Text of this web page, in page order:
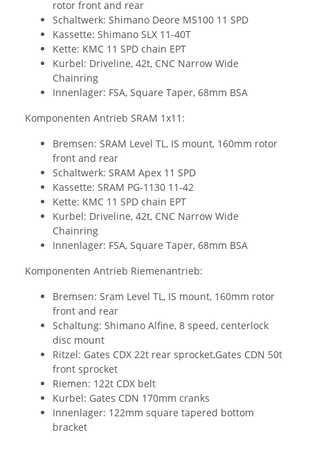
rotor front and rear
Schaltwerk: Shimano Deore M5100 11 SPD
Kassette: Shimano SLX 11-40T
Kette: KMC 11 SPD chain EPT
Kurbel: Driveline, 42t, CNC Narrow Wide
Chainring
Innenlager: FSA, Square Taper, 68mm BSA
Komponenten Antrieb SRAM 1x11:
Bremsen: SRAM Level TL, IS mount, 160mm rotor
front and rear
Schaltwerk: SRAM Apex 11 SPD
Kassette: SRAM PG-1130 11-42
Kette: KMC 11 SPD chain EPT
Kurbel: Driveline, 42t, CNC Narrow Wide
Chainring
Innenlager: FSA, Square Taper, 68mm BSA
Komponenten Antrieb Riemenantrieb:
Bremsen: Sram Level TL, IS mount, 160mm rotor
front and rear
Schaltung: Shimano Alfine, 8 speed, centerlock
disc mount
Ritzel: Gates CDX 22t rear sprocket,Gates CDN 50t
front sprocket
Riemen: 122t CDX belt
Kurbel: Gates CDN 170mm cranks
Innenlager: 122mm square tapered bottom
bracket